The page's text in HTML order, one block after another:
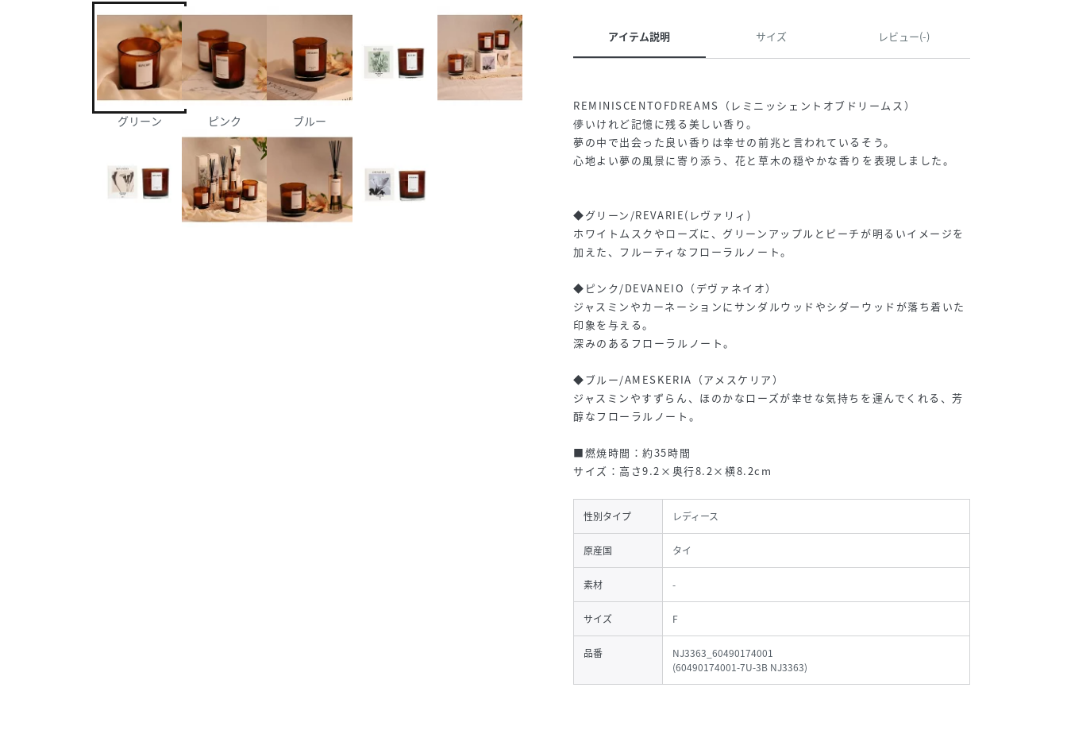
グリーン ピンク ブルー
アイテム説明 サイズ レビュー(-)
REMINISCENTOFDREAMS（レミニッシェントオブドリームス）
儚いけれど記憶に残る美しい香り。
夢の中で出会った良い香りは幸せの前兆と言われているそう。
心地よい夢の風景に寄り添う、花と草木の穏やかな香りを表現しました。
◆グリーン/REVARIE(レヴァリィ)
ホワイトムスクやローズに、グリーンアップルとピーチが明るいイメージを
加えた、フルーティなフローラルノート。
◆ピンク/DEVANEIO（デヴァネイオ）
ジャスミンやカーネーションにサンダルウッドやシダーウッドが落ち着いた
印象を与える。
深みのあるフローラルノート。
◆ブルー/AMESKERIA（アメスケリア）
ジャスミンやすずらん、ほのかなローズが幸せな気持ちを運んでくれる、芳
醇なフローラルノート。
■燃焼時間：約35時間
サイズ：高さ9.2×奥行8.2×横8.2cm
性別タイプ レディース
原産国 タイ
素材 -
サイズ F
品番
NJ3363_60490174001
(60490174001-7U-3B NJ3363)